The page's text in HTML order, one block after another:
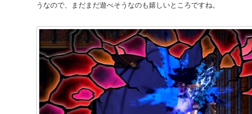
うなので、まだまだ遊べそうなのも嬉しいところですね。